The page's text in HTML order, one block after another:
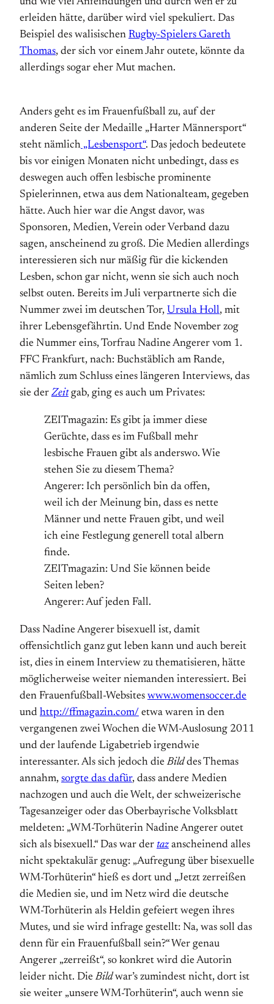
erleiden hätte, darüber wird viel spekuliert. Das
Beispiel des walisischen Rugby-Spielers Gareth
Thomas, der sich vor einem Jahr outete, könnte da
allerdings sogar eher Mut machen.
Anders geht es im Frauenfußball zu, auf der
anderen Seite der Medaille „Harter Männersport“
steht nämlich „Lesbensport“. Das jedoch bedeutete
bis vor einigen Monaten nicht unbedingt, dass es
deswegen auch offen lesbische prominente
Spielerinnen, etwa aus dem Nationalteam, gegeben
hätte. Auch hier war die Angst davor, was
Sponsoren, Medien, Verein oder Verband dazu
sagen, anscheinend zu groß. Die Medien allerdings
interessieren sich nur mäßig für die kickenden
Lesben, schon gar nicht, wenn sie sich auch noch
selbst outen. Bereits im Juli verpartnerte sich die
Nummer zwei im deutschen Tor, Ursula Holl, mit
ihrer Lebensgefährtin. Und Ende November zog
die Nummer eins, Torfrau Nadine Angerer vom 1.
FFC Frankfurt, nach: Buchstäblich am Rande,
nämlich zum Schluss eines längeren Interviews, das
sie der Zeitgab, ging es auch um Privates:
ZEITmagazin: Es gibt ja immer diese
Gerüchte, dass es im Fußball mehr
lesbische Frauen gibt als anderswo. Wie
stehen Sie zu diesem Thema?
Angerer: Ich persönlich bin da offen,
weil ich der Meinung bin, dass es nette
Männer und nette Frauen gibt, und weil
ich eine Festlegung generell total albern
finde.
ZEITmagazin: Und Sie können beide
Seiten leben?
Angerer: Auf jeden Fall.
Dass Nadine Angerer bisexuell ist, damit
offensichtlich ganz gut leben kann und auch bereit
ist, dies in einem Interview zu thematisieren, hätte
möglicherweise weiter niemanden interessiert. Bei
den Frauenfußball-Websites www.womensoccer.de
und http://ffmagazin.com/ etwa waren in den
vergangenen zwei Wochen die WM-Auslosung 2011
und der laufende Ligabetrieb irgendwie
interessanter. Als sich jedoch dieBilddes Themas
annahm, sorgte das dafür, dass andere Medien
nachzogen und auch die Welt, der schweizerische
Tagesanzeiger oder das Oberbayrische Volksblatt
meldeten: „WM-Torhüterin Nadine Angerer outet
sich als bisexuell.“ Das war der taz anscheinend alles
nicht spektakulär genug: „Aufregung über bisexuelle
WM-Torhüterin“ hieß es dort und „Jetzt zerreißen
die Medien sie, und im Netz wird die deutsche
WM-Torhüterin als Heldin gefeiert wegen ihres
Mutes, und sie wird infrage gestellt: Na, was soll das
denn für ein Frauenfußball sein?“ Wer genau
Angerer „zerreißt“, so konkret wird die Autorin
leider nicht. DieBildwar’s zumindest nicht, dort ist
sie weiter „unsere WM-Torhüterin“, auch wenn sie